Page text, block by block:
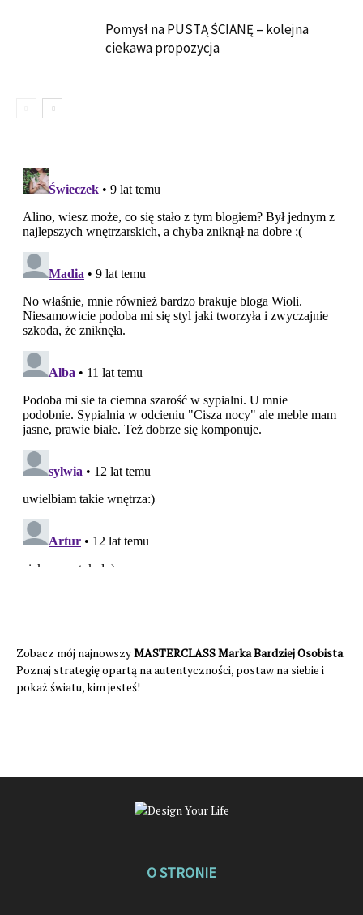
Pomysł na PUSTĄ ŚCIANĘ – kolejna
ciekawa propozycja
Zobacz mój najnowszyMASTERCLASS Marka Bardziej Osobista.
Poznaj strategię opartą na autentyczności, postaw na siebie i
pokaż światu, kim jesteś!
O STRONIE